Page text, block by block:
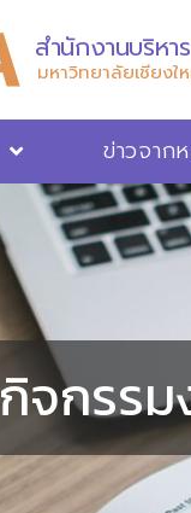
สำนักงานบริหา
มหาวิทยาลัยเชียงใ
ข่าวจาก
กิจกรรม